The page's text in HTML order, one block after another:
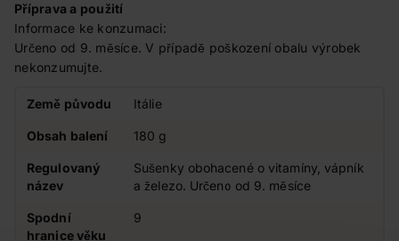
Příprava a použití
Informace ke konzumaci:
Určeno od 9. měsíce. V případě poškození obalu výrobek
nekonzumujte.
Země původu Itálie
Obsah balení 180 g
Regulovaný
název
Sušenky obohacené o vitamíny, vápník
a železo. Určeno od 9. měsíce
Spodní
hranice věku
9